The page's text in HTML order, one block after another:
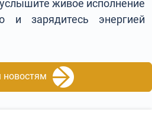
живое исполнение
и зарядитесь энергией
новостям